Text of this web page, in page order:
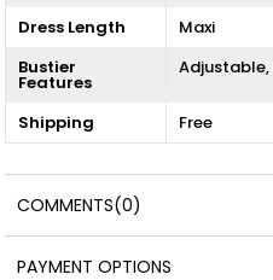
Dress Length
Maxi
Bustier
Features
Adjustable
Shipping Free
COMMENTS(0)
PAYMENT OPTIONS